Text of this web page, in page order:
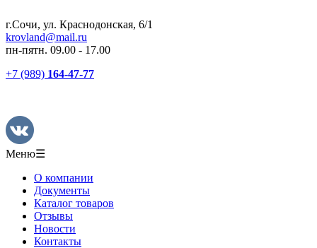
г.Сочи, ул. Краснодонская, 6/1
krovland@mail.ru
пн-пятн. 09.00 - 17.00
+7 (989) 164-47-77
Меню☰
О компании
Документы
Каталог товаров
Отзывы
Новости
Контакты